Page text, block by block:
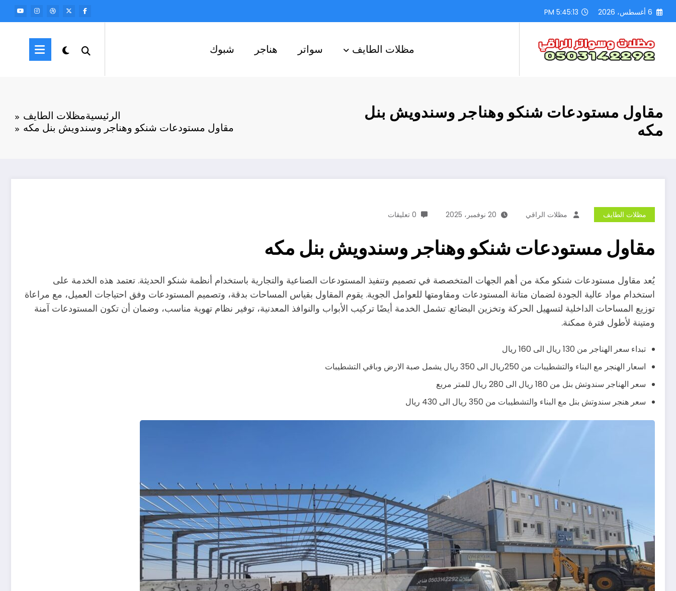
التجاوز
6 أغسطس، 2026 5:45:15 PM
مظلات الطايف سواتر هناجر شبوك
مقاول مستودعات شنكو وهناجر وسندويش بنل
مكه
الرئيسيةمظلات الطايف
مقاول مستودعات شنكو وهناجر وسندويش بنل مكه
مظلات الطايف مظلات الراقي 20 نوفمبر، 2025 0 تعليقات
مقاول مستودعات شنكو وهناجر وسندويش بنل مكه
يُعد مقاول مستودعات شنكو مكة من أهم الجهات المتخصصة في تصميم وتنفيذ المستودعات الصناعية والتجارية باستخدام أنظمة شنكو الحديثة. تعتمد هذه الخدمة على
استخدام مواد عالية الجودة لضمان متانة المستودعات ومقاومتها للعوامل الجوية. يقوم المقاول بقياس المساحات بدقة، وتصميم المستودعات وفق احتياجات العميل، مع مراعاة
توزيع المساحات الداخلية لتسهيل الحركة وتخزين البضائع. تشمل الخدمة أيضًا تركيب الأبواب والنوافذ المعدنية، توفير نظام تهوية مناسب، وضمان أن تكون المستودعات آمنة
ومتينة لأطول فترة ممكنة.
تبداء سعر الهناجر من 130 ريال الى 160 ريال
اسعار الهنجر مع البناء والتشطيبات من 250ريال الى 350 ريال يشمل صبة الارض وباقي التشطيبات
سعر الهناجر سندوتش بنل من 180 ريال الى 280 ريال للمتر مربع
سعر هنجر سندوتش بنل مع البناء والتشطيبات من 350 ريال الى 430 ريال